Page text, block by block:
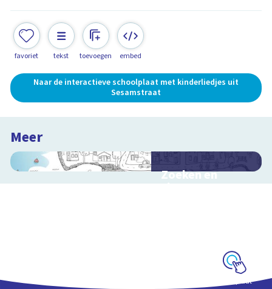
favoriet tekst toevoegen embed
Naar de interactieve schoolplaat met kinderliedjes uit
Sesamstraat
Meer
Zoeken en
zingen met
Schoolplaat